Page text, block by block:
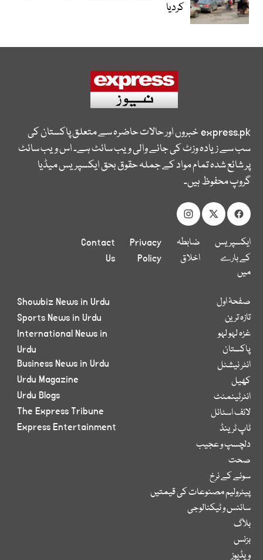
کردیا
express.pkخبروں اور حالات حاضرہ سے متعلق پاکستان کی
سب سے زیادہ وزٹ کی جانے والی ویب سائٹ ہے۔ اس ویب سائٹ
پر شائع شدہ تمام مواد کے جملہ حقوق بحق ایکسپریس میڈیا
گروپ محفوظ ہیں۔
ایکسپریس
کے بارے
میں
ضابطہ
اخلاق
Privacy
Policy
Contact
Us
صفحۂ اول
تازہ ترین
غزہ لہو لہو
پاکستان
انٹر نیشنل
کھیل
انٹرٹینمنٹ
لائف اسٹائل
ٹاپ ٹرینڈ
دلچسپ و عجیب
صحت
سونے کے نرخ
پیٹرولیم مصنوعات کی قیمتیں
سائنس و ٹیکنالوجی
بلاگ
بزنس
ویڈیوز
Showbiz News in Urdu
Sports News in Urdu
International News in
Urdu
Business News in Urdu
Urdu Magazine
Urdu Blogs
The Express Tribune
Express Entertainment